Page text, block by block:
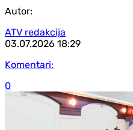
Autor:
ATV redakcija
03.07.2026 18:29
Komentari:
0